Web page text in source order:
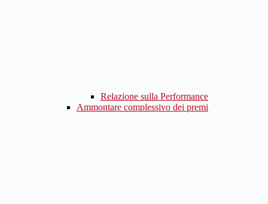
Relazione sulla Performance
Ammontare complessivo dei premi